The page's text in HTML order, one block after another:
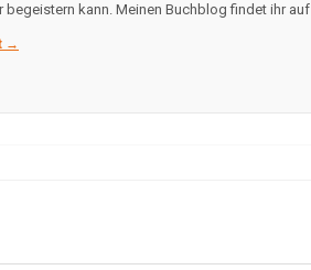
begeistern kann. Meinen Buchblog findet ihr auf
→